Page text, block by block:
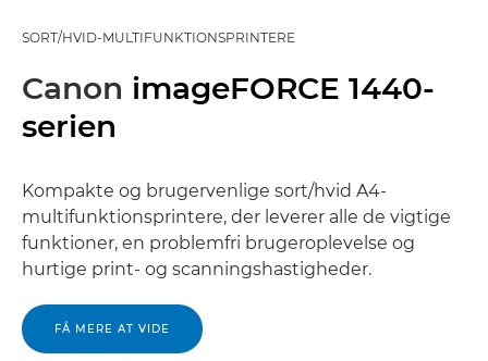
SORT/HVID-MULTIFUNKTIONSPRINTERE
Canon imageFORCE 1440-
serien
Kompakte og brugervenlige sort/hvid A4-
multifunktionsprintere, der leverer alle de vigtige
funktioner, en problemfri brugeroplevelse og
hurtige print- og scanningshastigheder.
FÅ MERE AT VIDE